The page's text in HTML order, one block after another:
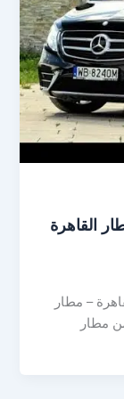
القاهرة
– مطار
مطار